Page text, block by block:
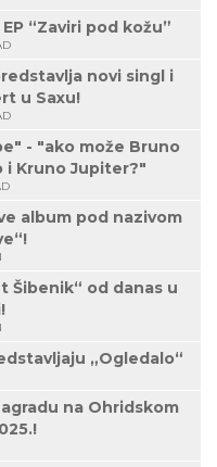
“Zaviri pod kožu”
novi singl i
u Saxu!
- "ako može Bruno
i Kruno Jupiter?"
album pod nazivom
Šibenik“ od danas u
„Ogledalo“
na Ohridskom